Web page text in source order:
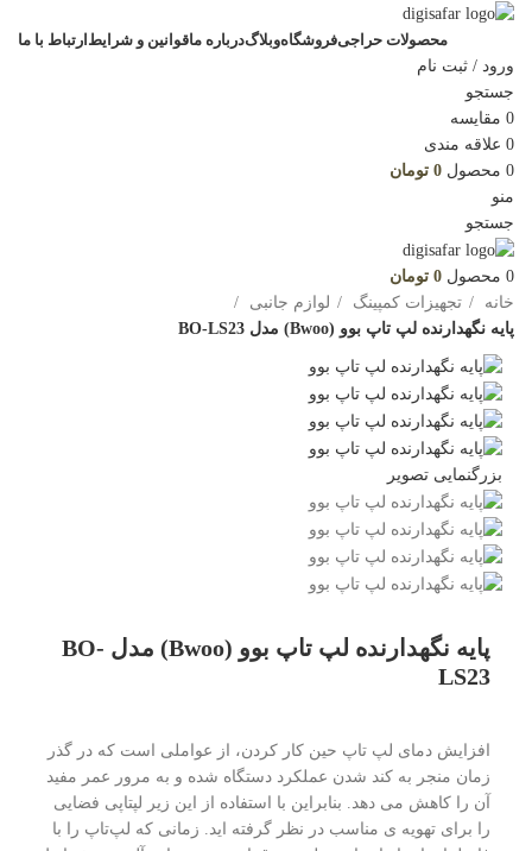
محصولات حراجیفروشگاهوبلاگدرباره ماقوانین و شرایط ارتباط با ما
ورود / ثبت نام
جستجو
0 مقایسه
0 علاقه مندی
0 محصول 0 تومان
منو
جستجو
0 محصول 0 تومان
خانه
تجهیزات کمپینگ
لوازم جانبی
پایه نگهدارنده لپ تاپ بوو (Bwoo) مدل BO-LS23
بزرگنمایی تصویر
پایه نگهدارنده لپ تاپ بوو (Bwoo) مدل BO-
LS23
افزایش دمای لپ‌ تاپ حین کار کردن، از عواملی است که در گذر
زمان منجر به کند شدن عملکرد دستگاه شده و به مرور عمر مفید
آن را کاهش می دهد. بنابراین با استفاده از این زیر لپتاپی فضایی
را برای تهویه ی مناسب در نظر گرفته اید. زمانی که لپ‌تاپ را با